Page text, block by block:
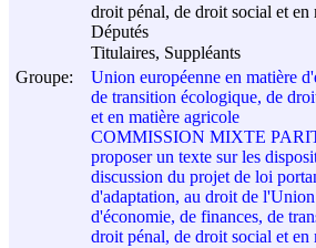
droit pénal, de droit social et en
Députés
Titulaires, Suppléants
Groupe:
Union européenne en matière
de transition écologique, de
et en matière agricole
COMMISSION MIXTE
proposer un texte sur les
discussion du projet de loi
d'adaptation, au droit de
d'économie, de finances, de
droit pénal, de droit social et en